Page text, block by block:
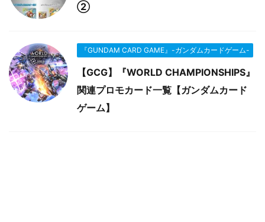
②
『GUNDAM CARD GAME』-ガンダムカードゲーム-
【GCG】『WORLD CHAMPIONSHIPS』
関連プロモカード一覧【ガンダムカード
ゲーム】